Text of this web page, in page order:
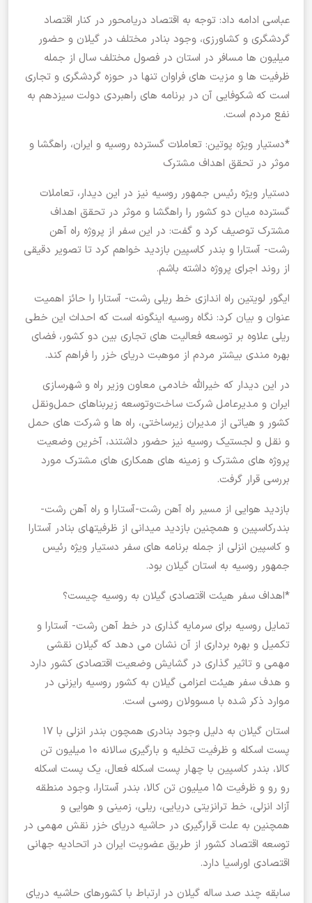
عباسی ادامه داد: توجه به اقتصاد دریامحور در کنار اقتصاد
گردشگری و کشاورزی، وجود بنادر مختلف در گیلان و حضور
میلیون ها مسافر در استان در فصول مختلف سال از جمله
ظرفیت ها و مزیت های فراوان تنها در حوزه گردشگری و تجاری
است که شکوفایی آن در برنامه های راهبردی دولت سیزدهم به
نفع مردم است.
*دستیار ویژه پوتین: تعاملات گسترده روسیه و ایران، راهگشا و
موثر در تحقق اهداف مشترک
دستیار ویژه رئیس جمهور روسیه نیز در این دیدار، تعاملات
گسترده میان دو کشور را راهگشا و موثر در تحقق اهداف
مشترک توصیف کرد و گفت: در این سفر از پروژه راه آهن
رشت- آستارا و بندر کاسپین بازدید خواهم کرد تا تصویر دقیقی
از روند اجرای پروژه داشته باشم.
ایگور لویتین راه اندازی خط ریلی رشت- آستارا را حائز اهمیت
عنوان و بیان کرد: نگاه روسیه اینگونه است که احداث این خطی
ریلی علاوه بر توسعه فعالیت های تجاری بین دو کشور، فضای
بهره مندی بیشتر مردم از موهبت دریای خزر را فراهم کند.
در این دیدار که خیرالله خادمی معاون وزیر راه و شهرسازی
ایران و مدیرعامل شرکت ساخت‌وتوسعه زیربناهای حمل‌ونقل
کشور و هیاتی از مدیران زیرساختی، راه ها و شرکت های حمل
و نقل و لجستیک روسیه نیز حضور داشتند، آخرین وضعیت
پروژه های مشترک و زمینه های همکاری های مشترک مورد
بررسی قرار گرفت.
بازدید هوایی از مسیر راه آهن رشت-آستارا و راه آهن رشت-
بندرکاسپین و همچنین بازدید میدانی از ظرفیتهای بنادر آستارا
و کاسپین انزلی از جمله برنامه های سفر دستیار ویژه رئیس
جمهور روسیه به استان گیلان بود.
*اهداف سفر هیئت اقتصادی گیلان به روسیه چیست؟
تمایل روسیه برای سرمایه گذاری در خط آهن رشت- آستارا و
تکمیل و بهره برداری از آن نشان می دهد که گیلان نقشی
مهمی و تاثیر گذاری در گشایش وضعیت اقتصادی کشور دارد
و هدف سفر هیئت اعزامی گیلان به کشور روسیه رایزنی در
موارد ذکر شده با مسوولان روسی است.
استان گیلان به دلیل وجود بنادری همچون بندر انزلی با ۱۷
پست اسکله و ظرفیت تخلیه و بارگیری سالانه ۱۰ میلیون تن
کالا، بندر کاسپین با چهار پست اسکله فعال، یک پست اسکله
رو رو و ظرفیت ۱۵ میلیون تن کالا، بندر آستارا، وجود منطقه
آزاد انزلی، خط ترانزیتی دریایی، ریلی، زمینی و هوایی و
همچنین به علت قرارگیری در حاشیه دریای خزر نقش مهمی در
توسعه اقتصاد کشور از طریق عضویت ایران در اتحادیه جهانی
اقتصادی اوراسیا دارد.
سابقه چند صد ساله گیلان در ارتباط با کشورهای حاشیه دریای